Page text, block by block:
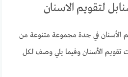
لتقويم الاسنان
الأسنان في جدة مجموعة متنوعة من
الأسنان وفيما يلي وصف لكل